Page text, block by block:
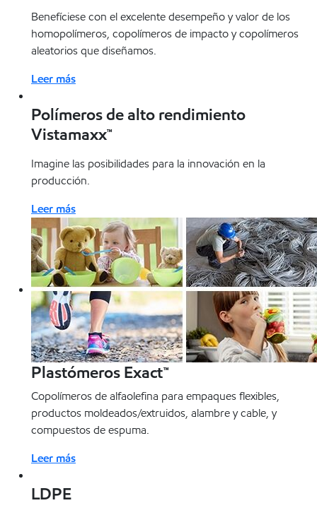
Benefíciese con el excelente desempeño y valor de los
homopolímeros, copolímeros de impacto y copolímeros
aleatorios que diseñamos.
Leer más
Polímeros de alto rendimiento
Vistamaxx™
Imagine las posibilidades para la innovación en la
producción.
Leer más
Plastómeros Exact™
Copolímeros de alfaolefina para empaques flexibles,
productos moldeados/extruidos, alambre y cable, y
compuestos de espuma.
Leer más
LDPE